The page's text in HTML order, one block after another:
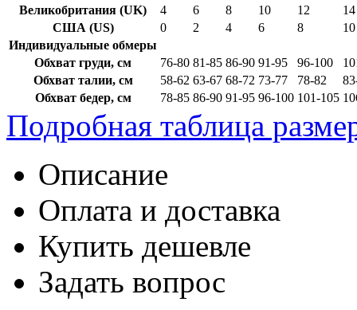
Великобритания (UK)
4 6 8 10 12
14
США (US)
0 2 4 6 8
10
Индивидуальные обмеры
Обхват груди, см
76-80 81-85 86-90 91-95 96-100
Обхват талии, см
58-62 63-67 68-72 73-77 78-82
Обхват бедер, см
78-85 86-90 91-95 96-100 101-105
Подробная таблица
Описание
Оплата и доставка
Купить дешевле
Задать вопрос